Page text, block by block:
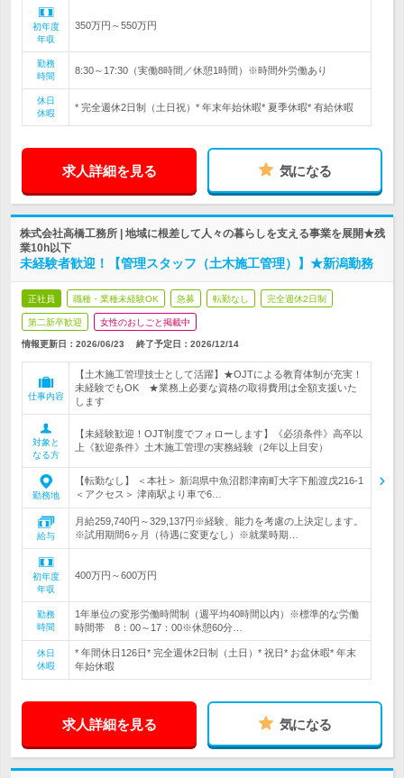
初年度
年収
350万円～550万円
勤務
時間
8:30～17:30（実働8時間／休憩1時間）※時間外労働あり
休日
休暇
* 完全週休2日制（土日祝）* 年末年始休暇* 夏季休暇* 有給休暇
求人詳細を見る 気になる
株式会社高橋工務所 | 地域に根差して人々の暮らしを支える事業を展開★残
業10h以下
未経験者歓迎！【管理スタッフ（土木施工管理）】★新潟勤務
正社員 職種・業種未経験OK 急募 転勤なし 完全週休2日制
第二新卒歓迎 女性のおしごと掲載中
情報更新日：2026/06/23 終了予定日： 2026/12/14
仕事内容
【土木施工管理技士として活躍】★OJTによる教育体制が充実！
未経験でもOK ★業務上必要な資格の取得費用は全額支援いた
します
対象と
なる方
【未経験歓迎！OJT制度でフォローします】《必須条件》高卒以
上《歓迎条件》土木施工管理の実務経験（2年以上目安）
勤務地
【転勤なし】 ＜本社＞ 新潟県中魚沼郡津南町大字下船渡戊216-1
＜アクセス＞ 津南駅より車で6…
給与
月給259,740円～329,137円※経験、能力を考慮の上決定します。
※試用期間6ヶ月（待遇に変更なし）※就業時期…
初年度
年収
400万円～600万円
勤務
時間
1年単位の変形労働時間制（週平均40時間以内）※標準的な労働
時間帯 8：00～17：00※休憩60分…
休日
休暇
* 年間休日126日* 完全週休2日制（土日）* 祝日* お盆休暇* 年末
年始休暇
求人詳細を見る 気になる